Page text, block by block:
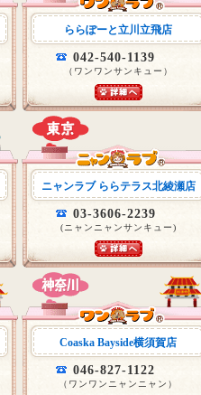
ららぽーと立川立飛店
042-540-1139
（ワンワンサンキュー）
ニャンラブ ららテラス北綾瀬店
03-3606-2239
(ニャンニャンサンキュー)
Coaska Bayside横須賀店
046-827-1122
（ワンワンニャンニャン）